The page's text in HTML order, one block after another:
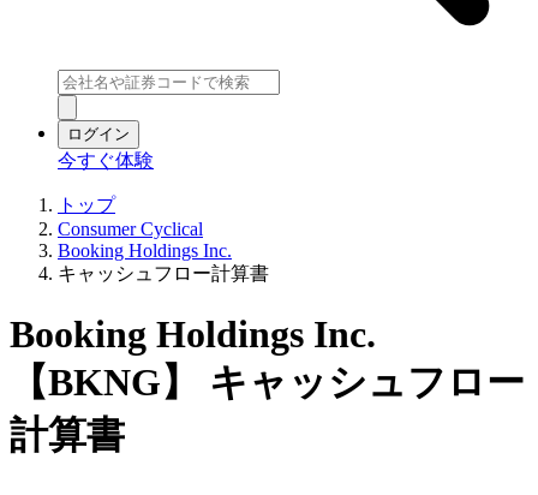
ログイン
今すぐ体験
トップ
Consumer Cyclical
Booking Holdings Inc.
キャッシュフロー計算書
Booking Holdings Inc.
【BKNG】 キャッシュフロー
計算書